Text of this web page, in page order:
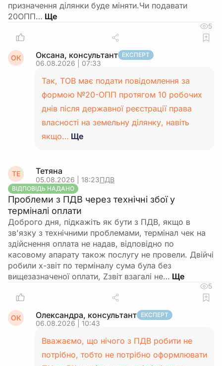
призначення ділянки буде міняти.Чи подавати
20ОПП…
5
ОК Оксана, консультант ЕКСПЕРТ
06.08.2026 | 07:33
Так, ТОВ має подати повідомлення за
формою №20-ОПП протягом 10 робочих
днів після державної реєстрації права
власності на земельну ділянку, навіть
якщо… Ще
ТЕ Тетяна
05.08.2026 | 18:23ПДВ
ВІДПОВІДЬ НАДАНО
Проблеми з ПДВ через технічні збої у
терміналі оплати
Доброго дня, підкажіть як бути з ПДВ, якщо в
зв'язку з технічними проблемами, термінал чек на
здійснення оплата не надав, відповідно по
касовому апарату також послугу не провели. Двійчі
робили х-звіт по терміналу сума була без
вищезазначеної оплати, Zзвіт взагалі не…
5
ОК Олександра, консультант ЕКСПЕРТ
06.08.2026 | 10:43
Вважаємо, що нічого з ПДВ робити не
потрібно, тобто не потрібно оформлювати